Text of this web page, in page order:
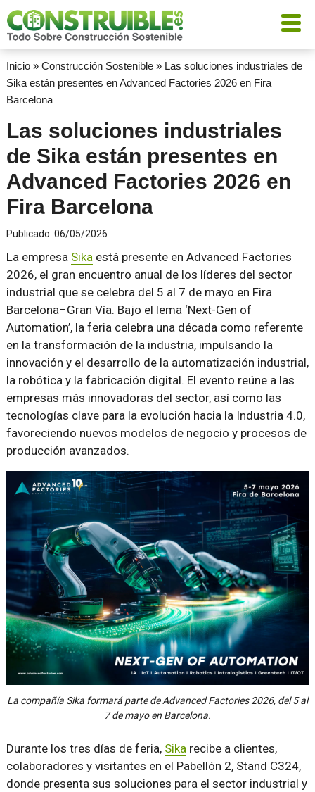
Inicio» Construcción Sostenible» Las soluciones industriales de
Sika están presentes en Advanced Factories 2026 en Fira
Barcelona
Las soluciones industriales
de Sika están presentes en
Advanced Factories 2026 en
Fira Barcelona
Publicado: 06/05/2026
La empresa Sikaestá presente en Advanced Factories
2026, el gran encuentro anual de los líderes del sector
industrial que se celebra del 5 al 7 de mayo en Fira
Barcelona–Gran Vía. Bajo el lema ‘Next-Gen of
Automation’, la feria celebra una década como referente
en la transformación de la industria, impulsando la
innovación y el desarrollo de la automatización industrial,
la robótica y la fabricación digital. El evento reúne a las
empresas más innovadoras del sector, así como las
tecnologías clave para la evolución hacia la Industria 4.0,
favoreciendo nuevos modelos de negocio y procesos de
producción avanzados.
La compañía Sika formará parte de Advanced Factories 2026, del 5 al
7 de mayo en Barcelona.
Durante los tres días de feria, Sikarecibe a clientes,
colaboradores y visitantes en el Pabellón 2, Stand C324,
donde presenta sus soluciones para el sector industrial y